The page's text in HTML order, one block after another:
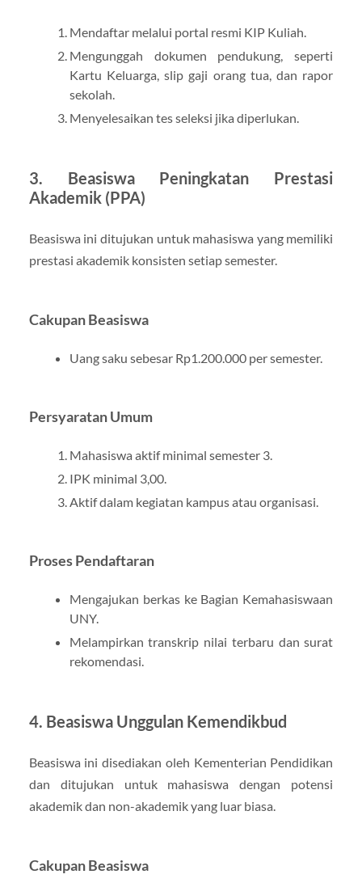
Mendaftar melalui portal resmi KIP Kuliah.
Mengunggah dokumen pendukung, seperti
Kartu Keluarga, slip gaji orang tua, dan rapor
sekolah.
Menyelesaikan tes seleksi jika diperlukan.
3. Beasiswa Peningkatan Prestasi
Akademik (PPA)
Beasiswa ini ditujukan untuk mahasiswa yang memiliki
prestasi akademik konsisten setiap semester.
Cakupan Beasiswa
Uang saku sebesar Rp1.200.000 per semester.
Persyaratan Umum
Mahasiswa aktif minimal semester 3.
IPK minimal 3,00.
Aktif dalam kegiatan kampus atau organisasi.
Proses Pendaftaran
Mengajukan berkas ke Bagian Kemahasiswaan
UNY.
Melampirkan transkrip nilai terbaru dan surat
rekomendasi.
4. Beasiswa Unggulan Kemendikbud
Beasiswa ini disediakan oleh Kementerian Pendidikan
dan ditujukan untuk mahasiswa dengan potensi
akademik dan non-akademik yang luar biasa.
Cakupan Beasiswa